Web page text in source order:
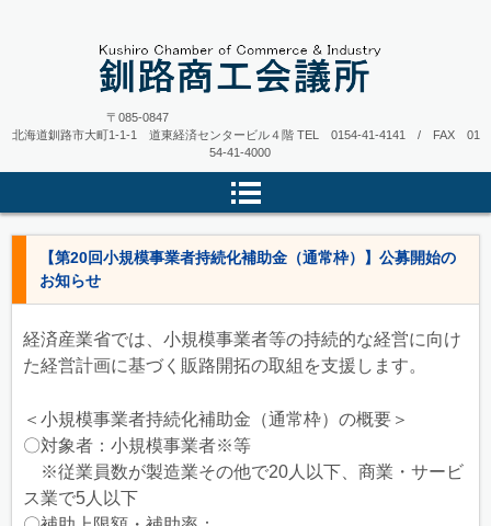
〒085-0847
北海道釧路市大町1-1-1 道東経済センタービル４階 TEL 0154-41-4141 / FAX 01
54-41-4000
【第20回小規模事業者持続化補助金（通常枠）】公募開始の
お知らせ
経済産業省では、小規模事業者等の持続的な経営に向け
た経営計画に基づく販路開拓の取組を支援します。
＜小規模事業者持続化補助金（通常枠）の概要＞
〇対象者：小規模事業者※等
※従業員数が製造業その他で20人以下、商業・サービ
ス業で5人以下